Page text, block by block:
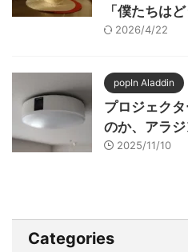
「僕たちは
2026/4/22
popIn Aladdin
プロジェク
のか、アラ
2025/11/10
Categories